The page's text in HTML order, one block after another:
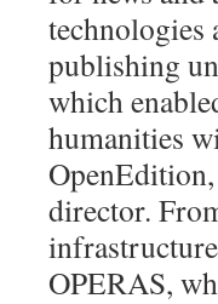
technologies
publishing
which
humanities
director.
OPERAS,